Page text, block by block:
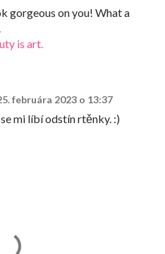
gorgeous on you! What a
is art.
februára 2023 o 13:37
mi líbí odstín rtěnky. :)